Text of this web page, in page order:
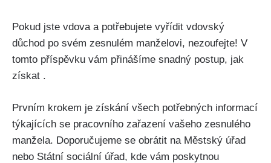
Pokud jste vdova a potřebujete vyřídit vdovský
důchod po svém zesnulém manželovi, nezoufejte! V
tomto příspěvku vám přinášíme snadný postup, jak
získat .
Prvním krokem je získání všech potřebných informací
týkajících se pracovního zařazení vašeho zesnulého
manžela. Doporučujeme se obrátit na Městský úřad
nebo Státní sociální úřad, kde vám poskytnou